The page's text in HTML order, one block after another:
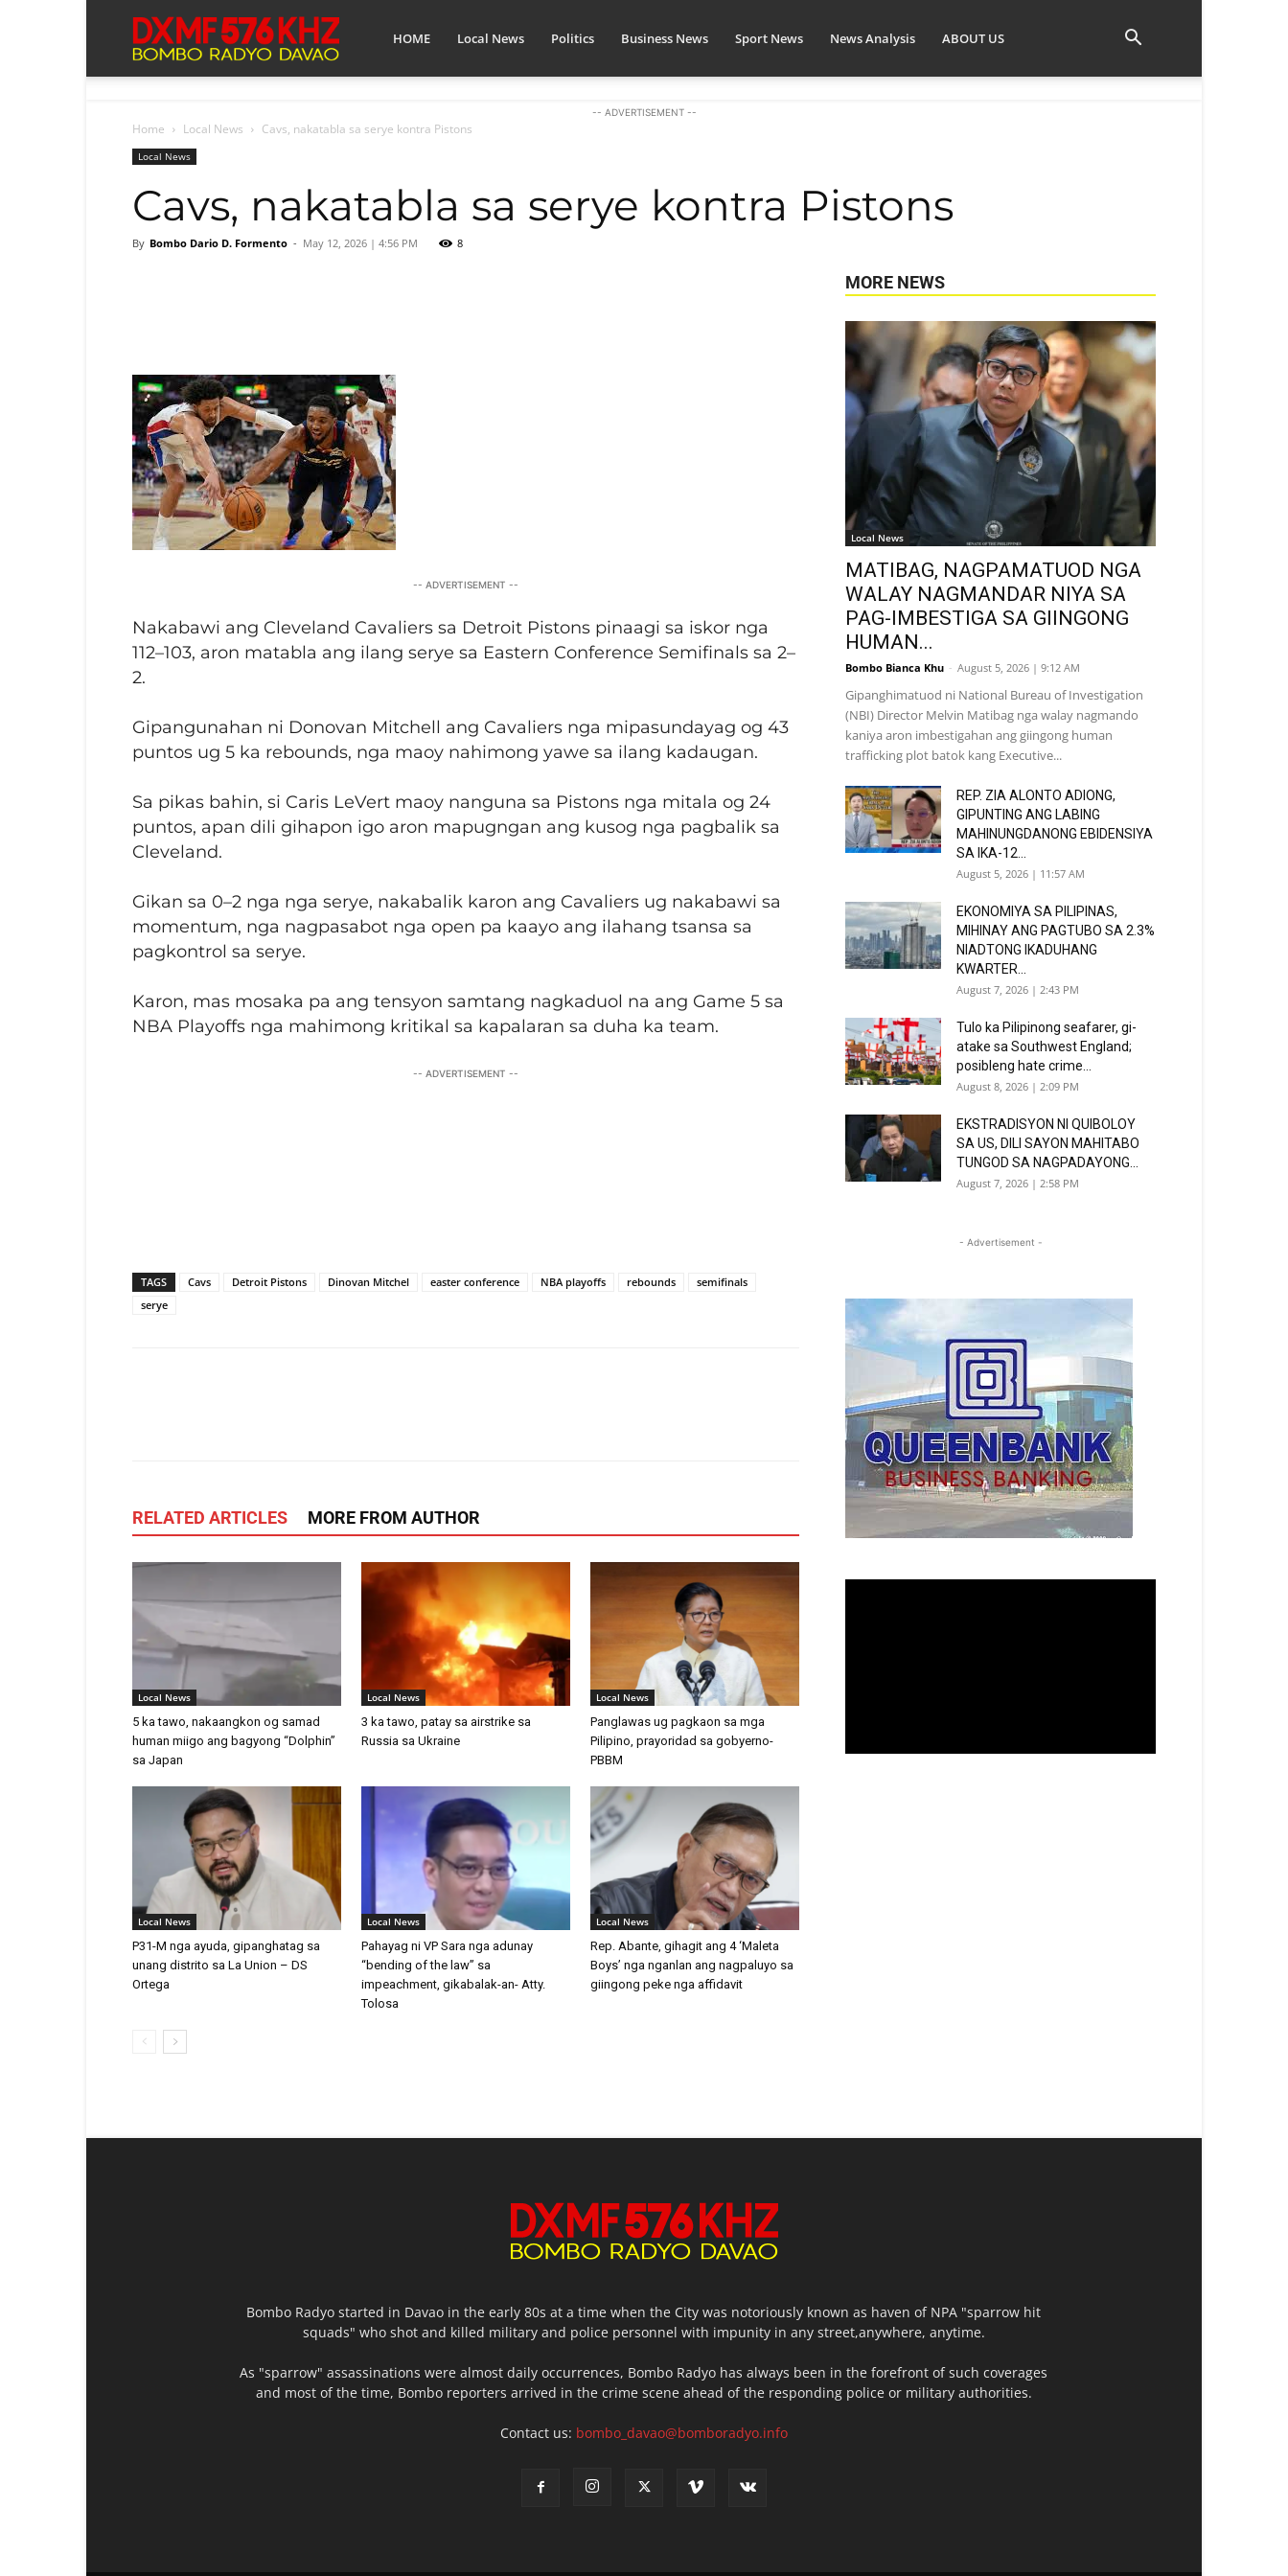
Bombo
Davao
HOME Local News Politics Business News Sport News News Analysis ABOUT US
-- ADVERTISEMENT --
Home Local News Cavs, nakatabla sa serye kontra Pistons
Local News
Cavs, nakatabla sa serye kontra Pistons
By Bombo Dario D. Formento - May 12, 2026 | 4:56 PM 8
-- ADVERTISEMENT --
Nakabawi ang Cleveland Cavaliers sa Detroit Pistons pinaagi sa iskor nga
112–103, aron matabla ang ilang serye sa Eastern Conference Semifinals sa 2–
2.
Gipangunahan ni Donovan Mitchell ang Cavaliers nga mipasundayag og 43
puntos ug 5 ka rebounds, nga maoy nahimong yawe sa ilang kadaugan.
Sa pikas bahin, si Caris LeVert maoy nanguna sa Pistons nga mitala og 24
puntos, apan dili gihapon igo aron mapugngan ang kusog nga pagbalik sa
Cleveland.
Gikan sa 0–2 nga nga serye, nakabalik karon ang Cavaliers ug nakabawi sa
momentum, nga nagpasabot nga open pa kaayo ang ilahang tsansa sa
pagkontrol sa serye.
Karon, mas mosaka pa ang tensyon samtang nagkaduol na ang Game 5 sa
NBA Playoffs nga mahimong kritikal sa kapalaran sa duha ka team.
-- ADVERTISEMENT --
TAGS Cavs Detroit Pistons Dinovan Mitchel easter conference NBA playoffs rebounds
semifinals
serye
RELATED ARTICLES MORE FROM AUTHOR
Local News
5 ka tawo, nakaangkon og samad
human miigo ang bagyong “Dolphin”
sa Japan
Local News
3 ka tawo, patay sa airstrike sa
Russia sa Ukraine
Local News
Panglawas ug pagkaon sa mga
Pilipino, prayoridad sa gobyerno-
PBBM
Local News
P31-M nga ayuda, gipanghatag sa
unang distrito sa La Union – DS
Ortega
Local News
Pahayag ni VP Sara nga adunay
“bending of the law” sa
impeachment, gikabalak-an- Atty.
Tolosa
Local News
Rep. Abante, gihagit ang 4 ‘Maleta
Boys’ nga nganlan ang nagpaluyo sa
giingong peke nga affidavit
MORE NEWS
Local News
MATIBAG, NAGPAMATUOD NGA
WALAY NAGMANDAR NIYA SA
PAG-IMBESTIGA SA GIINGONG
HUMAN...
Bombo Bianca Khu - August 5, 2026 | 9:12 AM
Gipanghimatuod ni National Bureau of Investigation
(NBI) Director Melvin Matibag nga walay nagmando
kaniya aron imbestigahan ang giingong human
trafficking plot batok kang Executive...
REP. ZIA ALONTO ADIONG,
GIPUNTING ANG LABING
MAHINUNGDANONG EBIDENSIYA
SA IKA-12...
August 5, 2026 | 11:57 AM
EKONOMIYA SA PILIPINAS,
MIHINAY ANG PAGTUBO SA 2.3%
NIADTONG IKADUHANG
KWARTER...
August 7, 2026 | 2:43 PM
Tulo ka Pilipinong seafarer, gi-
atake sa Southwest England;
posibleng hate crime...
August 8, 2026 | 2:09 PM
EKSTRADISYON NI QUIBOLOY
SA US, DILI SAYON MAHITABO
TUNGOD SA NAGPADAYONG...
August 7, 2026 | 2:58 PM
- Advertisement -
Bombo Radyo started in Davao in the early 80s at a time when the City was notoriously known as haven of NPA "sparrow hit
squads" who shot and killed military and police personnel with impunity in any street,anywhere, anytime.
As "sparrow" assassinations were almost daily occurrences, Bombo Radyo has always been in the forefront of such coverages
and most of the time, Bombo reporters arrived in the crime scene ahead of the responding police or military authorities.
Contact us: bombo_davao@bomboradyo.info